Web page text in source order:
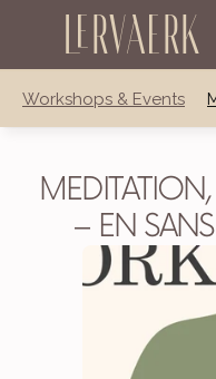
Lervaerk
Workshops & Events
– EN